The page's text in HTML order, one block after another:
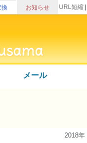
換 お知らせ URL短縮
メール
2018年